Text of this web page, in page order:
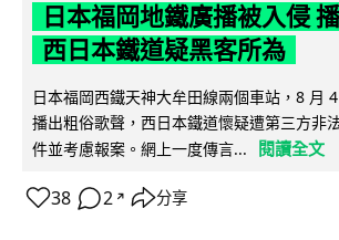
日本福岡地鐵廣播被入侵
西日本鐵道疑黑客所為
日本福岡西鐵天神大牟田線兩個車站，8 月
播出粗俗歌聲，西日本鐵道懷疑遭第三方非
件並考慮報案。網上一度傳言...
閱讀全文
38 2 ↗ 分享